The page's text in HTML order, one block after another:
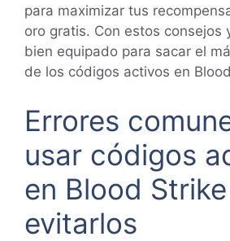
para maximizar tus
oro gratis. Con estos consejos
bien equipado para sacar el
de los códigos activos en
Errores
usar códigos
en Blood
evitarlos